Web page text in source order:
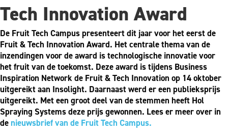
Tech Innovation Award
De Fruit Tech Campus presenteert dit jaar voor het eerst de
Fruit & Tech Innovation Award. Het centrale thema van de
inzendingen voor de award is technologische innovatie voor
het fruit van de toekomst. Deze award is tijdens Business
Inspiration Network de Fruit & Tech Innovation op 14 oktober
uitgereikt aan Insolight. Daarnaast werd er een publieksprijs
uitgereikt. Met een groot deel van de stemmen heeft Hol
Spraying Systems deze prijs gewonnen. Lees er meer over in
denieuwsbrief van de Fruit Tech Campus.